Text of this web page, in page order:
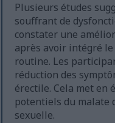
Plusieurs études
souffrant de
constater une
après avoir intégré
routine. Les
réduction des
érectile. Cela met en
potentiels du malate
sexuelle.